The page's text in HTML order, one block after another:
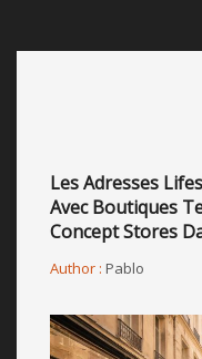
Les Adresses
Avec Boutiques
Concept Stores
Author : Pablo